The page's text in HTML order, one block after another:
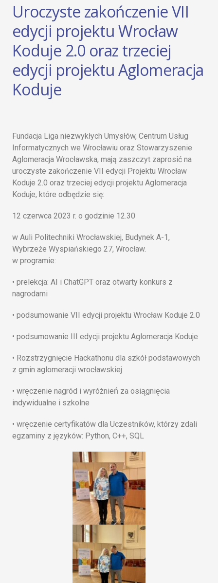
Uroczyste zakończenie VII
edycji projektu Wrocław
Koduje 2.0 oraz trzeciej
edycji projektu Aglomeracja
Koduje
Fundacja Liga niezwykłych Umysłów, Centrum Usług
Informatycznych we Wrocławiu oraz Stowarzyszenie
Aglomeracja Wrocławska, mają zaszczyt zaprosić na
uroczyste zakończenie VII edycji Projektu Wrocław
Koduje 2.0 oraz trzeciej edycji projektu Aglomeracja
Koduje, które odbędzie się:
12 czerwca 2023 r. o godzinie 12.30
w Auli Politechniki Wrocławskiej, Budynek A-1,
Wybrzeże Wyspiańskiego 27, Wrocław.
w programie:
• prelekcja: AI i ChatGPT oraz otwarty konkurs z
nagrodami
• podsumowanie VII edycji projektu Wrocław Koduje 2.0
• podsumowanie III edycji projektu Aglomeracja Koduje
• Rozstrzygnięcie Hackathonu dla szkół podstawowych
z gmin aglomeracji wrocławskiej
• wręczenie nagród i wyróżnień za osiągnięcia
indywidualne i szkolne
• wręczenie certyfikatów dla Uczestników, którzy zdali
egzaminy z języków: Python, C++, SQL